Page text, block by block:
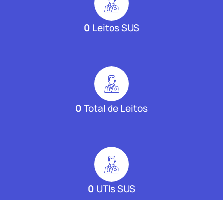
0 Leitos SUS
0Total de Leitos
0 UTIs SUS